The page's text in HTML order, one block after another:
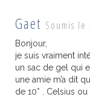
Gaet Soumis le
Bonjour,
je suis vraiment
un sac de gel qui
une amie m’a dit
de 10* . Celsius ou